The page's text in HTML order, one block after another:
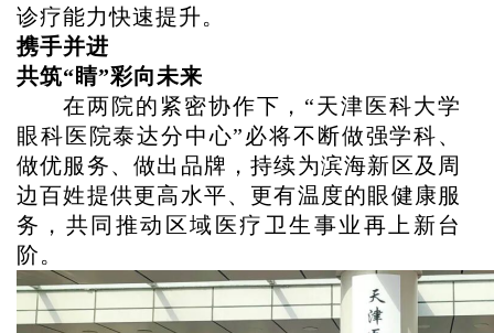
诊疗能力快速提升。
携手并进
共筑“睛”彩向未来
在两院的紧密协作下， “天津医科大学
眼科医院泰达分中心”必将不断做强学科、
做优服务、做出品牌，持续为滨海新区及周
边百姓提供更高水平、更有温度的眼健康服
务，共同推动区域医疗卫生事业再上新台
阶。